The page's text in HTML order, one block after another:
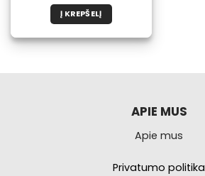
Į KREPŠELĮ
APIE MUS
Apie mus
Privatumo politika